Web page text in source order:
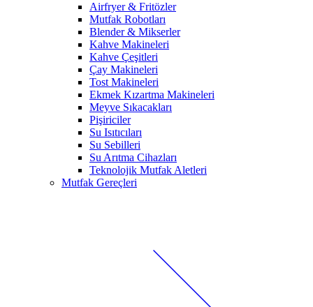
Airfryer & Fritözler
Mutfak Robotları
Blender & Mikserler
Kahve Makineleri
Kahve Çeşitleri
Çay Makineleri
Tost Makineleri
Ekmek Kızartma Makineleri
Meyve Sıkacakları
Pişiriciler
Su Isıtıcıları
Su Sebilleri
Su Arıtma Cihazları
Teknolojik Mutfak Aletleri
Mutfak Gereçleri